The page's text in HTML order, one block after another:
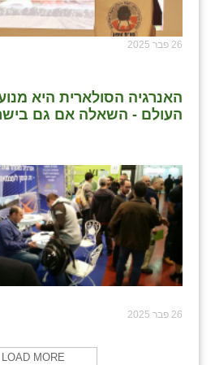
26 פבר 2025
האנרגיה הסולארית היא
העולם - השאלה אם גם
26 פבר 2025
LOAD MORE